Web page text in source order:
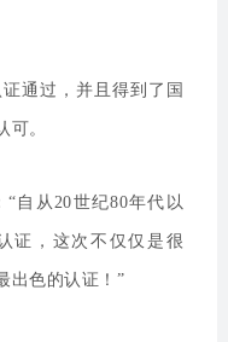
通过，并且得到了国
可。
自从20世纪80年代以
证，这次不仅仅是很
出色的认证！”